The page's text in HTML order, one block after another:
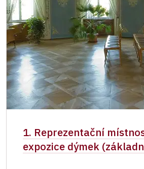
1. Reprezentační
expozice dýmek